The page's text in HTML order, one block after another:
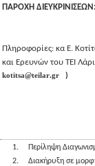
ΠΑΡΟΧΗ
Πληροφορίες: κα Ε.
και Ερευνών του ΤΕΙ
kotitsa@teilar.gr )
1.
Περίληψη
2.
Διακήρυξη σε